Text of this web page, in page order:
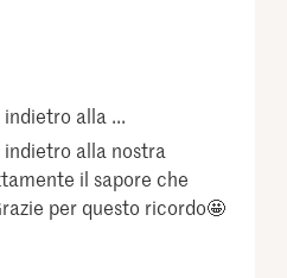
alla ...
alla nostra
il sapore che
per questo ricordo🤩